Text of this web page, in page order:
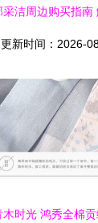
更新时间：2026-